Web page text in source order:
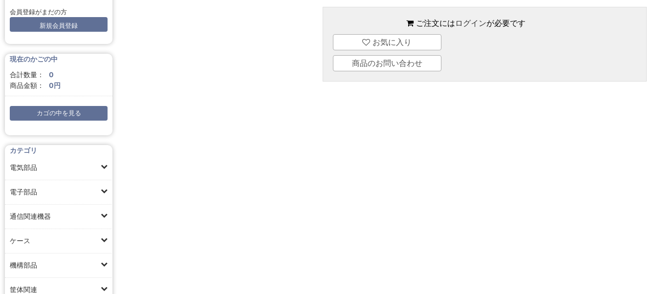
会員登録がまだの方
新規会員登録
現在のかごの中
合計数量：
0
商品金額：
0円
カゴの中を見る
カテゴリ
電気部品
電子部品
通信関連機器
ケース
機構部品
筐体関連
ご注文には ログインが必要です
お気に入り
商品のお問い合わせ